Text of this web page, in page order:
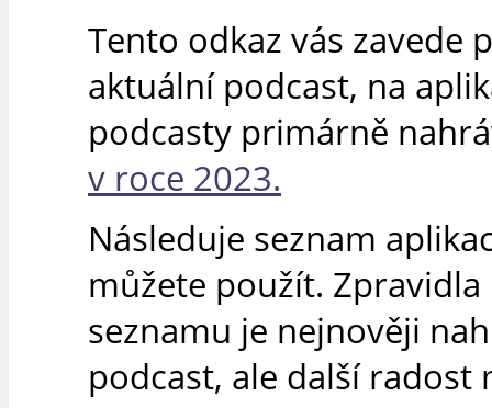
Tento odkaz vás zavede
aktuální podcast, na
podcasty primárně
v roce 2023.
Následuje seznam
můžete použít.
seznamu je nejnověji
podcast, ale další radost